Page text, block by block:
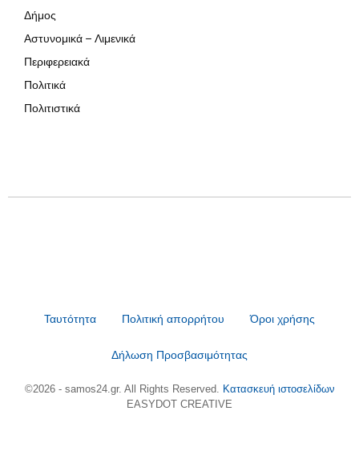
Δήμος
Αστυνομικά – Λιμενικά
Περιφερειακά
Πολιτικά
Πολιτιστικά
Ταυτότητα Πολιτική απορρήτου Όροι χρήσης
Δήλωση Προσβασιμότητας
©2026 - samos24.gr. All Rights Reserved. Κατασκευή ιστοσελίδων
EASYDOT CREATIVE